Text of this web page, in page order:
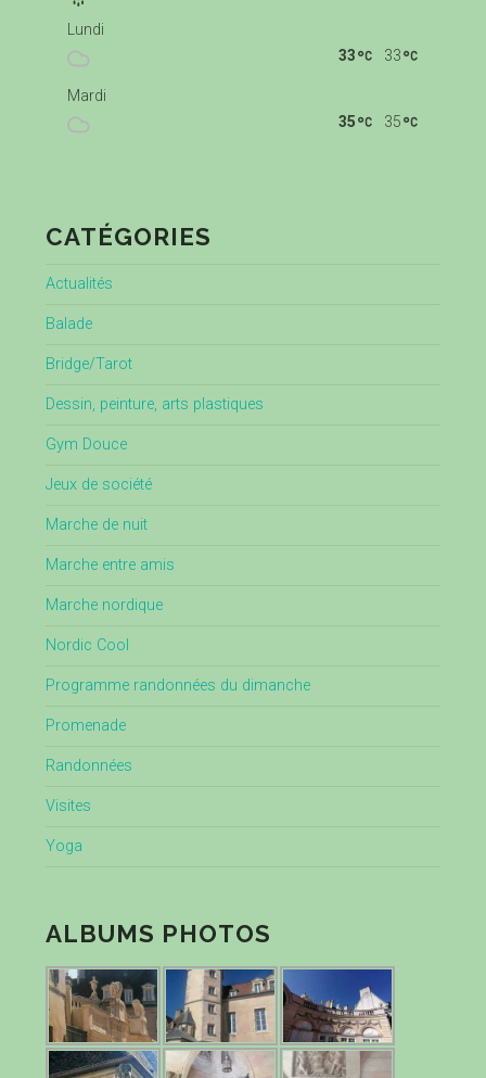
Lundi
33
33
Mardi
35
35
CATÉGORIES
Actualités
Balade
Bridge/Tarot
Dessin, peinture, arts plastiques
Gym Douce
Jeux de société
Marche de nuit
Marche entre amis
Marche nordique
Nordic Cool
Programme randonnées du dimanche
Promenade
Randonnées
Visites
Yoga
ALBUMS PHOTOS